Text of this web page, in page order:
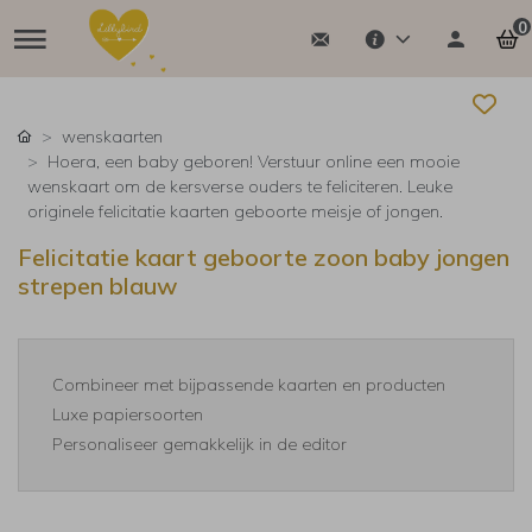
0
wenskaarten
Hoera, een baby geboren! Verstuur online een mooie
wenskaart om de kersverse ouders te feliciteren. Leuke
originele felicitatie kaarten geboorte meisje of jongen.
Felicitatie kaart geboorte zoon baby jongen
strepen blauw
Combineer met bijpassende kaarten en producten
Luxe papiersoorten
Personaliseer gemakkelijk in de editor